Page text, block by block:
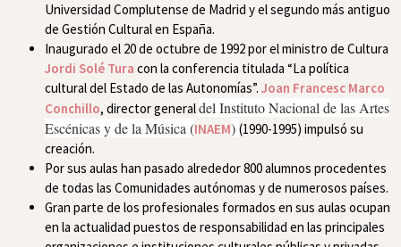
Universidad Complutense de Madrid y el segundo más antiguo
de Gestión Cultural en España.
Inaugurado el 20 de octubre de 1992 por el ministro de Cultura
Jordi Solé Tura con la conferencia titulada “La política
cultural del Estado de las Autonomías”. Joan Francesc Marco
Conchillo, director generaldel Instituto Nacional de las Artes
Escénicas y de la Música (INAEM) (1990-1995) impulsó su
creación.
Por sus aulas han pasado alrededor 800 alumnos procedentes
de todas las Comunidades autónomas y de numerosos países.
Gran parte de los profesionales formados en sus aulas ocupan
en la actualidad puestos de responsabilidad en las principales